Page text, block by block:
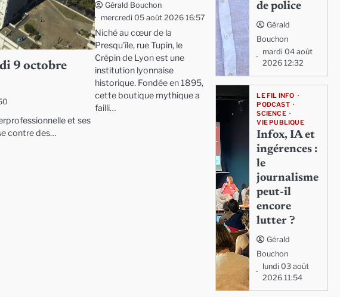
9 octobre
et ses
contre des…
Gérald Bouchon
mercredi 05 août 2026 16:57
Niché au cœur de la
Presqu'île, rue Tupin, le
Crépin de Lyon est une
institution lyonnaise
historique. Fondée en 1895,
cette boutique mythique a
failli…
de police
Gérald
Bouchon
mardi 04 août
2026 12:32
LE FIL INFO
PODCAST
SCIENCE
VIE PUBLIQUE
Infox, IA et
ingérences :
le
journalisme
peut-il
encore
lutter ?
Gérald
Bouchon
lundi 03 août
2026 11:54